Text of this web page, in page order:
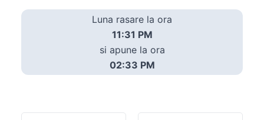
Luna rasare la ora
11:31 PM
si apune la ora
02:33 PM